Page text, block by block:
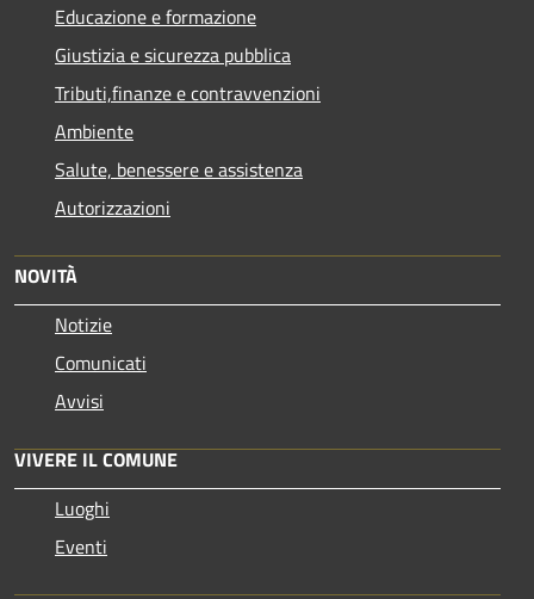
Educazione e formazione
Giustizia e sicurezza pubblica
Tributi,finanze e contravvenzioni
Ambiente
Salute, benessere e assistenza
Autorizzazioni
NOVITÀ
Notizie
Comunicati
Avvisi
VIVERE IL COMUNE
Luoghi
Eventi